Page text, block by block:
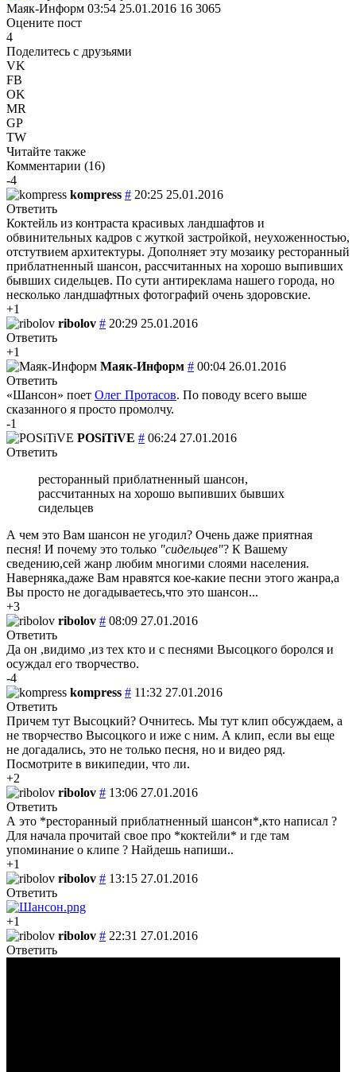
Маяк-Информ 03:54 25.01.2016 16 3065
Оцените пост
4
Поделитесь с друзьями
VK
FB
OK
MR
GP
TW
Читайте также
Комментарии (16)
-4
kompress # 20:25 25.01.2016
Ответить
Коктейль из контраста красивых ландшафтов и
обвинительных кадров с жуткой застройкой, неухоженностью,
отстутвием архитектуры. Дополняет эту мозаику ресторанный
приблатненный шансон, рассчитанных на хорошо выпивших
бывших сидельцев. По сути антиреклама нашего города, но
несколько ландшафтных фотографий очень здоровские.
+1
ribolov # 20:29 25.01.2016
Ответить
+1
Маяк-Информ # 00:04 26.01.2016
Ответить
«Шансон» поет Олег Протасов. По поводу всего выше
сказанного я просто промолчу.
-1
POSiTiVE # 06:24 27.01.2016
Ответить
ресторанный приблатненный шансон,
рассчитанных на хорошо выпивших бывших
сидельцев
А чем это Вам шансон не угодил? Очень даже приятная
песня! И почему это только "сидельцев"? К Вашему
сведению,сей жанр любим многими слоями населения.
Наверняка,даже Вам нравятся кое-какие песни этого жанра,а
Вы просто не догадываетесь,что это шансон...
+3
ribolov # 08:09 27.01.2016
Ответить
Да он ,видимо ,из тех кто и с песнями Высоцкого боролся и
осуждал его творчество.
-4
kompress # 11:32 27.01.2016
Ответить
Причем тут Высоцкий? Очнитесь. Мы тут клип обсуждаем, а
не творчество Высоцкого и иже с ним. А клип, если вы еще
не догадались, это не только песня, но и видео ряд.
Посмотрите в википедии, что ли.
+2
ribolov # 13:06 27.01.2016
Ответить
А это *ресторанный приблатненный шансон*,кто написал ?
Для начала прочитай свое про *коктейли* и где там
упоминание о клипе ? Найдешь напиши..
+1
ribolov # 13:15 27.01.2016
Ответить
+1
ribolov # 22:31 27.01.2016
Ответить